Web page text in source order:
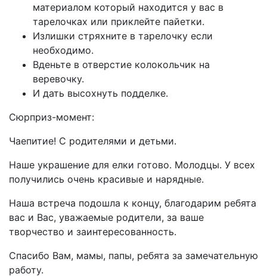
материалом который находится у вас в
тарелочках или приклейте пайетки.
Излишки стряхните в тарелочку если
необходимо.
Вденьте в отверстие колокольчик на
веревочку.
И дать высохнуть подделке.
Сюрприз-момент:
Чаепитие! С родителями и детьми.
Наше украшение для елки готово. Молодцы. У всех
получились очень красивые и нарядные.
Наша встреча подошла к концу, благодарим ребята
вас и Вас, уважаемые родители, за ваше
творчество и заинтересованность.
Спасибо Вам, мамы, папы, ребята за замечательную
работу.